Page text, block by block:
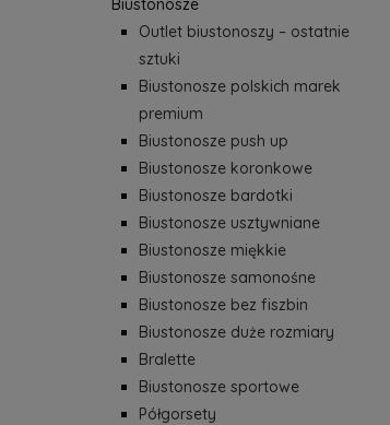
Biustonosze
Outlet biustonoszy – ostatnie
sztuki
Biustonosze polskich marek
premium
Biustonosze push up
Biustonosze koronkowe
Biustonosze bardotki
Biustonosze usztywniane
Biustonosze miękkie
Biustonosze samonośne
Biustonosze bez fiszbin
Biustonosze duże rozmiary
Bralette
Biustonosze sportowe
Półgorsety